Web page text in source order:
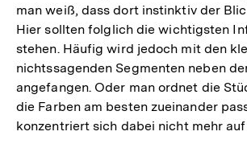
man weiß, dass dort instinktiv der
Hier sollten folglich die wichtigsten
stehen. Häufig wird jedoch mit den
nichtssagenden Segmenten neben
angefangen. Oder man ordnet die
die Farben am besten zueinander
konzentriert sich dabei nicht mehr